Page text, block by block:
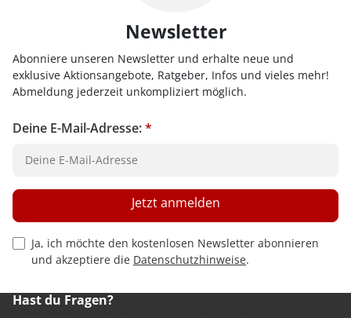
Newsletter
Abonniere unseren Newsletter und erhalte neue und
exklusive Aktionsangebote, Ratgeber, Infos und vieles mehr!
Abmeldung jederzeit unkompliziert möglich.
Deine E-Mail-Adresse:*
Privacy Policy Checkbox
Ja, ich möchte den kostenlosen Newsletter abonnieren
und akzeptiere die Datenschutzhinweise.
Jetzt anmelden
Hast du Fragen?